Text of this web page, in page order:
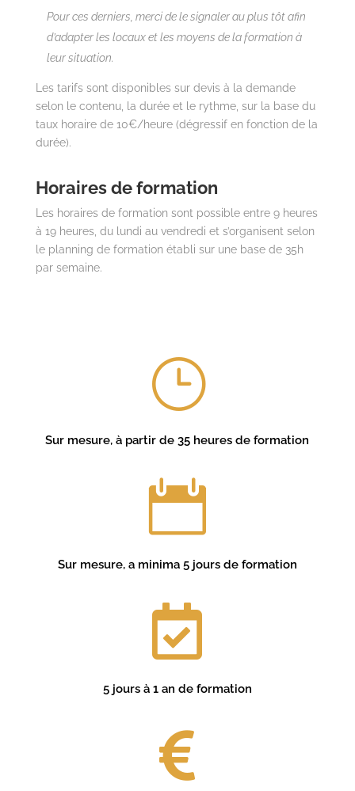
Pour ces derniers, merci de le signaler au plus tôt afin
d’adapter les locaux et les moyens de la formation à
leur situation.
Les tarifs sont disponibles sur devis à la demande
selon le contenu, la durée et le rythme, sur la base du
taux horaire de 10€/heure (dégressif en fonction de la
durée).
Horaires de formation
Les horaires de formation sont possible entre 9 heures
à 19 heures, du lundi au vendredi et s’organisent selon
le planning de formation établi sur une base de 35h
par semaine.
}
Sur mesure, à partir de 35 heures de formation

Sur mesure, a minima 5 jours de formation

5 jours à 1 an de formation
